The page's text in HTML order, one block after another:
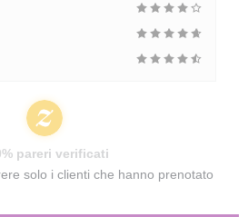
pareri verificati
solo i clienti che hanno prenotato